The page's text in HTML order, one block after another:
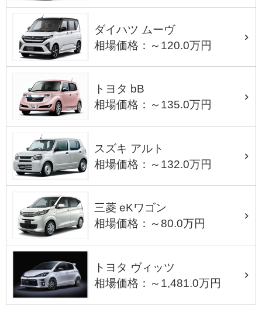
ダイハツ ムーヴ
相場価格：～120.0万円
トヨタ bB
相場価格：～135.0万円
スズキ アルト
相場価格：～132.0万円
三菱 eKワゴン
相場価格：～80.0万円
トヨタ ヴィッツ
相場価格：～1,481.0万円